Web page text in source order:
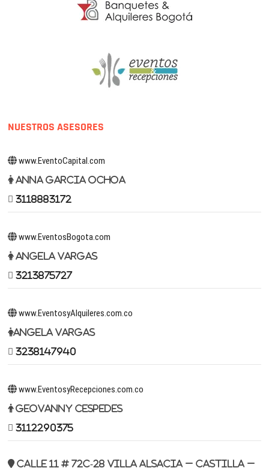
NUESTROS ASESORES
www.EventoCapital.com
Anna Garcia Ochoa
3118883172
www.EventosBogota.com
Angela Vargas
3213875727
www.EventosyAlquileres.com.co
Angela Vargas
3238147940
www.EventosyRecepciones.com.co
Geovanny Cespedes
3112290375
Calle 11 # 72c-28 Villa Alsacia – Castilla –